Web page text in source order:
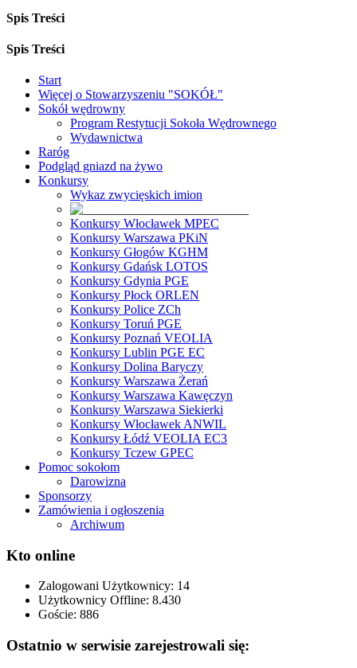
Spis Treści
Spis Treści
Start
Więcej o Stowarzyszeniu "SOKÓŁ"
Sokół wędrowny
Program Restytucji Sokoła Wędrownego
Wydawnictwa
Raróg
Podgląd gniazd na żywo
Konkursy
Wykaz zwycięskich imion
Konkursy Włocławek MPEC
Konkursy Warszawa PKiN
Konkursy Głogów KGHM
Konkursy Gdańsk LOTOS
Konkursy Gdynia PGE
Konkursy Płock ORLEN
Konkursy Police ZCh
Konkursy Toruń PGE
Konkursy Poznań VEOLIA
Konkursy Lublin PGE EC
Konkursy Dolina Baryczy
Konkursy Warszawa Żerań
Konkursy Warszawa Kawęczyn
Konkursy Warszawa Siekierki
Konkursy Włocławek ANWIL
Konkursy Łódź VEOLIA EC3
Konkursy Tczew GPEC
Pomoc sokołom
Darowizna
Sponsorzy
Zamówienia i ogłoszenia
Archiwum
Kto online
Zalogowani Użytkownicy: 14
Użytkownicy Offline: 8.430
Goście: 886
Ostatnio w serwisie zarejestrowali się: